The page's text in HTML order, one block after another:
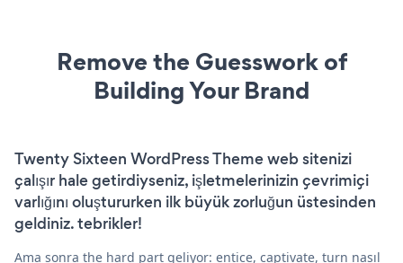
Remove the Guesswork of
Building Your Brand
Twenty Sixteen WordPress Theme web sitenizi
çalışır hale getirdiyseniz, işletmelerinizin çevrimiçi
varlığını oluştururken ilk büyük zorluğun üstesinden
geldiniz. tebrikler!
Ama sonra the hard part geliyor: entice, captivate, turn nasıl